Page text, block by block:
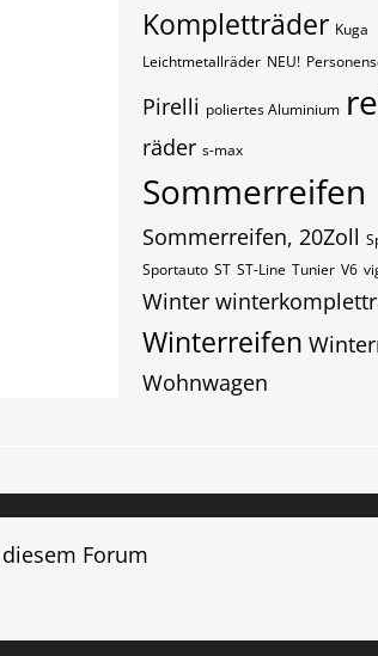
Kompletträder Kuga
Leichtmetallräder NEU!
Pirelli poliertes Aluminium
räder s-max
Sommerreifen
Sommerreifen, 20Zoll
Sportauto ST ST-Line Tunier V6
Winter
Winterreifen
Wohnwagen
Forum